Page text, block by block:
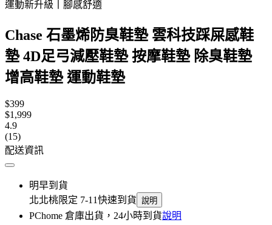
運動新升級丨腳感舒適
Chase 石墨烯防臭鞋墊 雲科技踩屎感鞋
墊 4D足弓減壓鞋墊 按摩鞋墊 除臭鞋墊
增高鞋墊 運動鞋墊
$399
$1,999
4.9
(15)
配送資訊
明早到貨
北北桃限定 7-11快速到貨 說明
PChome 倉庫出貨，24小時到貨說明